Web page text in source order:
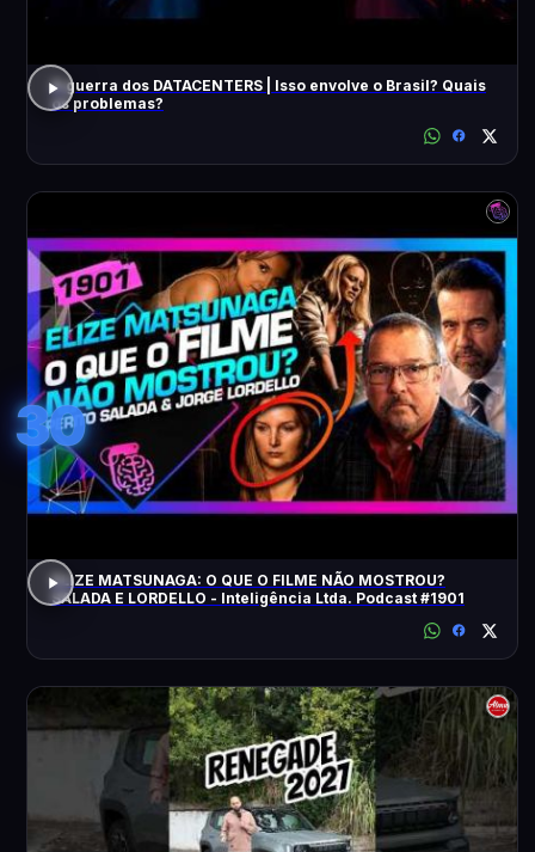
A guerra dos DATACENTERS | Isso envolve o Brasil? Quais
os problemas?
30
ELIZE MATSUNAGA: O QUE O FILME NÃO MOSTROU?
SALADA E LORDELLO - Inteligência Ltda. Podcast #1901